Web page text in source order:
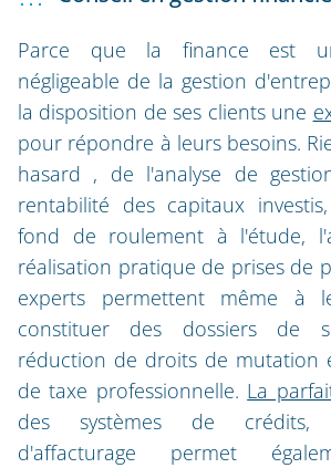
Parce que la finance est
négligeable de la gestion
la disposition de ses clients une
pour répondre à leurs besoins.
hasard , de l'analyse de
rentabilité des capitaux
fond de roulement à l'étude,
réalisation pratique de prises de
experts permettent même à
constituer des dossiers de
réduction de droits de mutation
de taxe professionnelle. La
des systèmes de crédits,
d'affacturage permet